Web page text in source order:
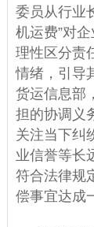
委员从行业
机运费”对
理性区分责
情绪，引导
货运信息部
担的协调义
关注当下纠
业信誉等长
符合法律规
偿事宜达成